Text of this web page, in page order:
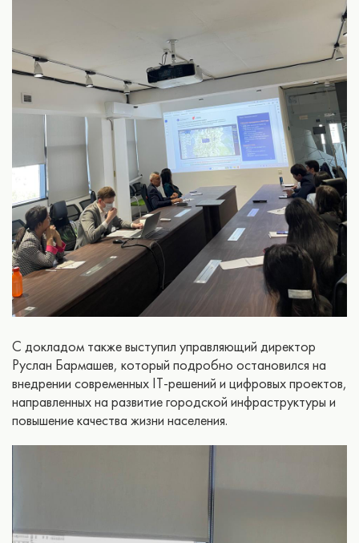
С докладом также выступил управляющий директор
Руслан Бармашев, который подробно остановился на
внедрении современных IT-решений и цифровых проектов,
направленных на развитие городской инфраструктуры и
повышение качества жизни населения.